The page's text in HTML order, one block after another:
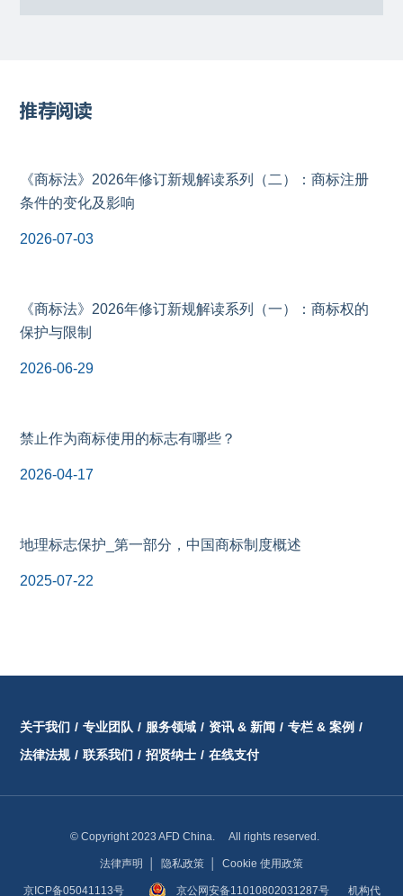
推荐阅读
《商标法》2026年修订新规解读系列（二）：商标注册
条件的变化及影响
2026-07-03
《商标法》2026年修订新规解读系列（一）：商标权的
保护与限制
2026-06-29
禁止作为商标使用的标志有哪些？
2026-04-17
地理标志保护_第一部分，中国商标制度概述
2025-07-22
关于我们 / 专业团队 / 服务领域 / 资讯 & 新闻 / 专栏 & 案例 /
法律法规 / 联系我们 / 招贤纳士 / 在线支付
© Copyright 2023 AFD China. All rights reserved.
法律声明 隐私政策 Cookie 使用政策
京ICP备05041113号 京公网安备11010802031287号机构代